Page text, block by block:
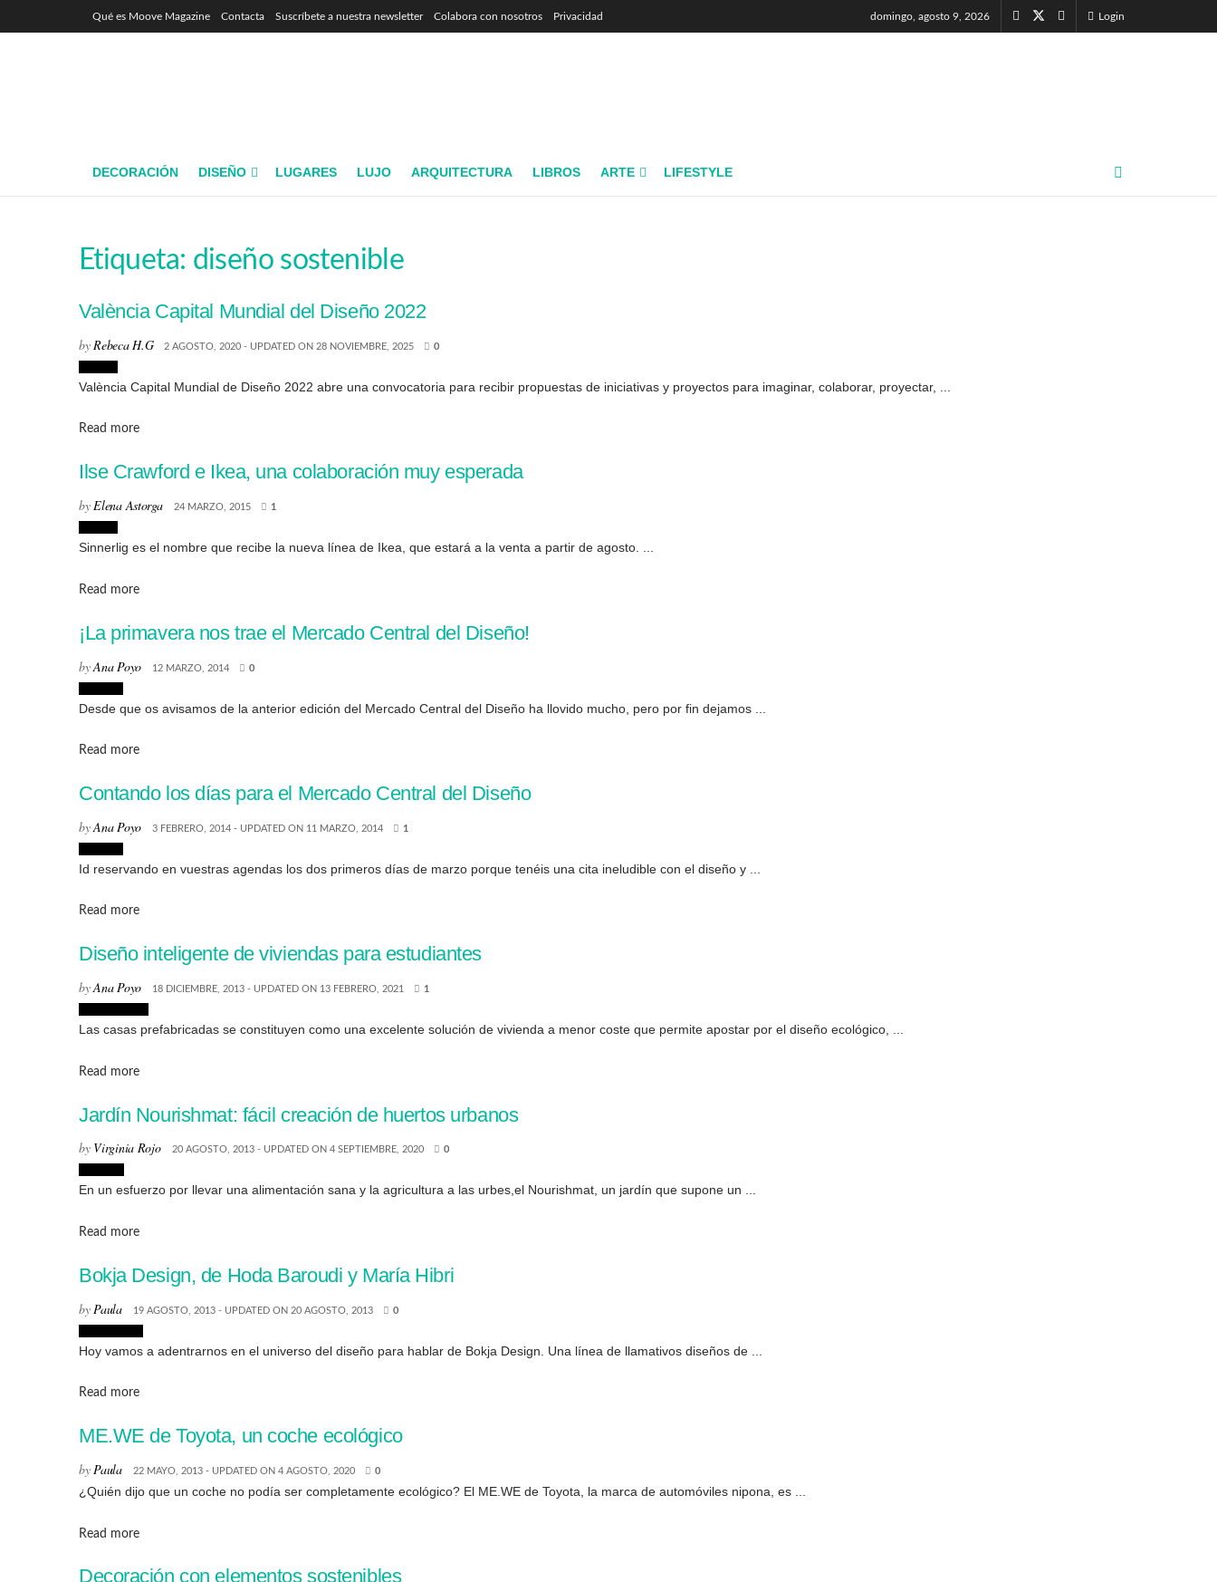
Qué es Moove Magazine Contacta Suscríbete a nuestra newsletter Colabora con nosotros Privacidad domingo, agosto 9, 2026 Login
DECORACIÓN DISEÑO LUGARES LUJO ARQUITECTURA LIBROS ARTE LIFESTYLE
Etiqueta: diseño sostenible
València Capital Mundial del Diseño 2022
byRebeca H.G 2 AGOSTO, 2020 - UPDATED ON 28 NOVIEMBRE, 2025 0
València Capital Mundial de Diseño 2022 abre una convocatoria para recibir propuestas de iniciativas y proyectos para imaginar, colaborar, proyectar, ...
Read moreDetails
Ilse Crawford e Ikea, una colaboración muy esperada
byElena Astorga 24 MARZO, 2015 1
Sinnerlig es el nombre que recibe la nueva línea de Ikea, que estará a la venta a partir de agosto. ...
Read moreDetails
¡La primavera nos trae el Mercado Central del Diseño!
byAna Poyo 12 MARZO, 2014 0
Desde que os avisamos de la anterior edición del Mercado Central del Diseño ha llovido mucho, pero por fin dejamos ...
Read moreDetails
Contando los días para el Mercado Central del Diseño
byAna Poyo 3 FEBRERO, 2014 - UPDATED ON 11 MARZO, 2014 1
Id reservando en vuestras agendas los dos primeros días de marzo porque tenéis una cita ineludible con el diseño y ...
Read moreDetails
Diseño inteligente de viviendas para estudiantes
byAna Poyo 18 DICIEMBRE, 2013 - UPDATED ON 13 FEBRERO, 2021 1
Las casas prefabricadas se constituyen como una excelente solución de vivienda a menor coste que permite apostar por el diseño ecológico, ...
Read moreDetails
Jardín Nourishmat: fácil creación de huertos urbanos
by Virginia Rojo 20 AGOSTO, 2013 - UPDATED ON 4 SEPTIEMBRE, 2020 0
En un esfuerzo por llevar una alimentación sana y la agricultura a las urbes,el Nourishmat, un jardín que supone un ...
Read moreDetails
Bokja Design, de Hoda Baroudi y María Hibri
by Paula 19 AGOSTO, 2013 - UPDATED ON 20 AGOSTO, 2013 0
Hoy vamos a adentrarnos en el universo del diseño para hablar de Bokja Design. Una línea de llamativos diseños de ...
Read moreDetails
ME.WE de Toyota, un coche ecológico
byPaula 22 MAYO, 2013 - UPDATED ON 4 AGOSTO, 2020 0
¿Quién dijo que un coche no podía ser completamente ecológico? El ME.WE de Toyota, la marca de automóviles nipona, es ...
Read moreDetails
Decoración con elementos sostenibles